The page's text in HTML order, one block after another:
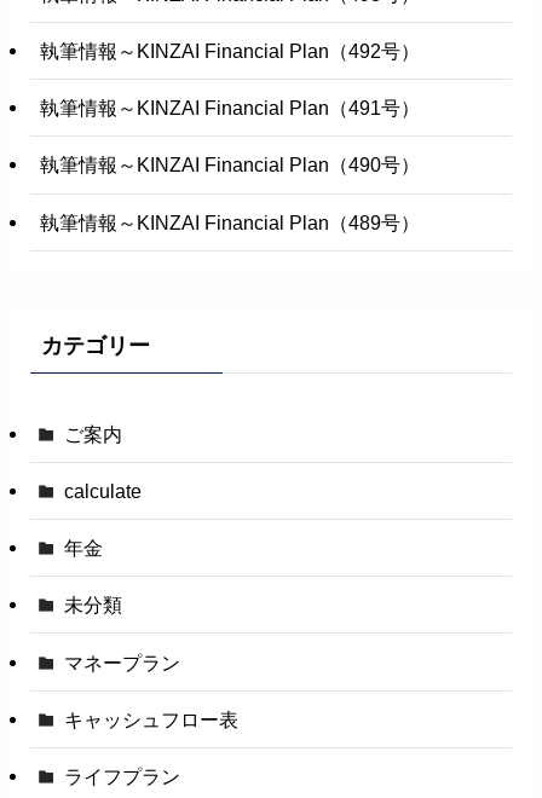
執筆情報～KINZAI Financial Plan（492号）
執筆情報～KINZAI Financial Plan（491号）
執筆情報～KINZAI Financial Plan（490号）
執筆情報～KINZAI Financial Plan（489号）
カテゴリー
ご案内
calculate
年金
未分類
マネープラン
キャッシュフロー表
ライフプラン